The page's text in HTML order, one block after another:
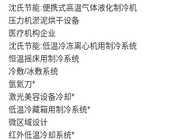
沈氏节能:便携式高温气体液化制冷机
压力机淤泥烘干设备
医疗机构企业
沈氏节能:低温冷冻离心机用制冷系统
恒温摇床用制冷系统
冷敷/冰敷系统
氩氦刀*
激光美容设备冷却*
低温冷藏箱用制冷系统*
微区域设计
红外低温冷却系统*